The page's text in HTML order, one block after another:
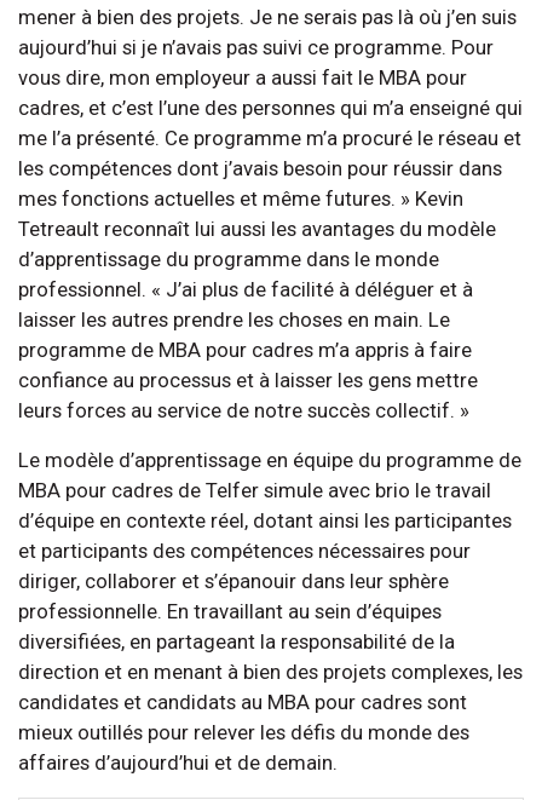
mener à bien des projets. Je ne serais pas là où j’en suis
aujourd’hui si je n’avais pas suivi ce programme. Pour
vous dire, mon employeur a aussi fait le MBA pour
cadres, et c’est l’une des personnes qui m’a enseigné qui
me l’a présenté. Ce programme m’a procuré le réseau et
les compétences dont j’avais besoin pour réussir dans
mes fonctions actuelles et même futures. » Kevin
Tetreault reconnaît lui aussi les avantages du modèle
d’apprentissage du programme dans le monde
professionnel. « J’ai plus de facilité à déléguer et à
laisser les autres prendre les choses en main. Le
programme de MBA pour cadres m’a appris à faire
confiance au processus et à laisser les gens mettre
leurs forces au service de notre succès collectif. »
Le modèle d’apprentissage en équipe du programme de
MBA pour cadres de Telfer simule avec brio le travail
d’équipe en contexte réel, dotant ainsi les participantes
et participants des compétences nécessaires pour
diriger, collaborer et s’épanouir dans leur sphère
professionnelle. En travaillant au sein d’équipes
diversifiées, en partageant la responsabilité de la
direction et en menant à bien des projets complexes, les
candidates et candidats au MBA pour cadres sont
mieux outillés pour relever les défis du monde des
affaires d’aujourd’hui et de demain.